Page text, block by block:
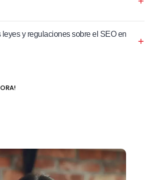
y regulaciones sobre el SEO en